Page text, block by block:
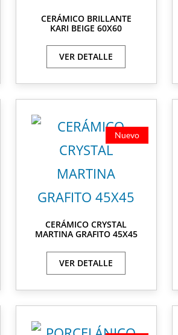
CERÁMICO BRILLANTE
KARI BEIGE 60X60
VER DETALLE
Nuevo
CERÁMICO CRYSTAL
MARTINA GRAFITO 45X45
VER DETALLE